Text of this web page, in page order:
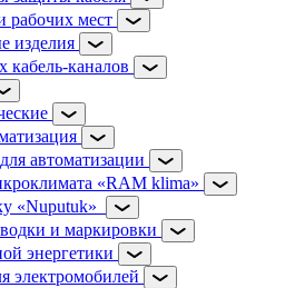
рабочих мест
изделия
кабель-каналов
автоматизации
«RAM klima»
«Nuputuk»
и маркировки
энергетики
электромобилей